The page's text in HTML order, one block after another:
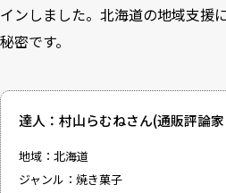
インしました。北海道の地域支援
秘密です。
達人：村山らむねさん(通販評論
地域：北海道
ジャンル：焼き菓子